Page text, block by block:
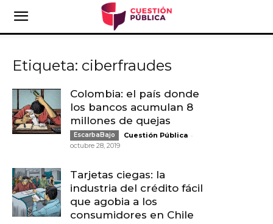
Etiqueta: ciberfraudes
Colombia: el país donde
los bancos acumulan 8
millones de quejas
EscarbaBajo Cuestión Pública -
octubre 28, 2019
Tarjetas ciegas: la
industria del crédito fácil
que agobia a los
consumidores en Chile